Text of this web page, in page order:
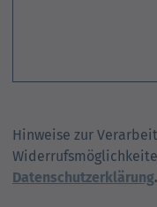
Hinweise zur
Datenschutzerklärung.